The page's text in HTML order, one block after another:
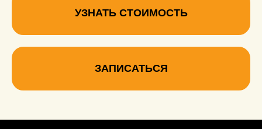
УЗНАТЬ СТОИМОСТЬ
ЗАПИСАТЬСЯ